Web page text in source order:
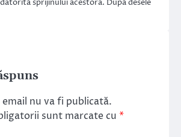
sprijinului acestora. După desele
nu va fi publicată.
sunt marcate cu *